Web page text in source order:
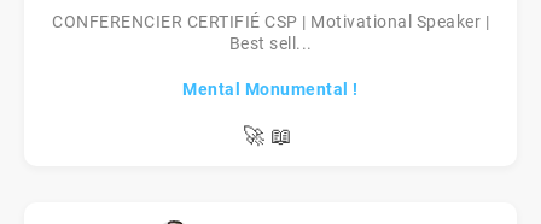
CONFERENCIER CERTIFIÉ CSP | Motivational Speaker |
Best sell...
Mental Monumental !
🚀 📖